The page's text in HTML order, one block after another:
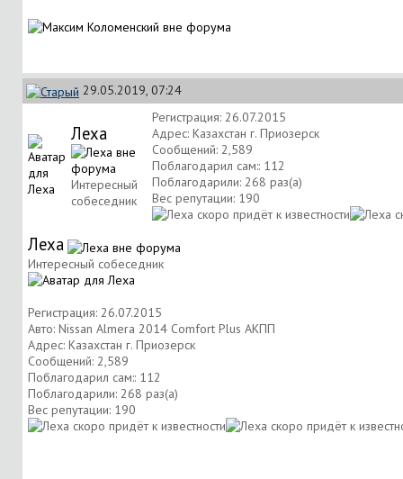
29.05.2019, 07:24
Леха
Интересный
собеседник
Регистрация: 26.07.2015
Адрес: Казахстан г. Приозерск
Сообщений: 2,589
Поблагодарил сам:: 112
Поблагодарили: 268 раз(а)
Вес репутации: 190
Леха
Интересный собеседник
Регистрация: 26.07.2015
Авто: Nissan Almera 2014 Comfort Plus АКПП
Адрес: Казахстан г. Приозерск
Сообщений: 2,589
Поблагодарил сам:: 112
Поблагодарили: 268 раз(а)
Вес репутации: 190